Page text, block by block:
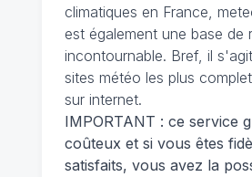
climatiques en France,
est également une base de
incontournable. Bref, il
sites météo les plus
sur internet.
IMPORTANT : ce service
coûteux et si vous êtes
satisfaits, vous avez la